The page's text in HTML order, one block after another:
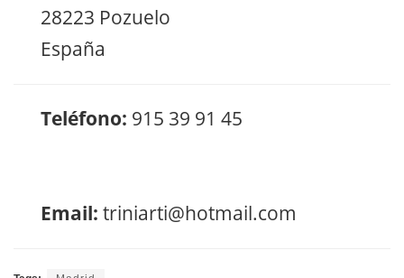
28223 Pozuelo
España
Teléfono: 915 39 91 45
Email: triniarti@hotmail.com